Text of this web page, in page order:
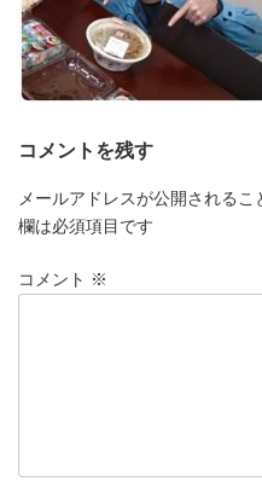
コメントを残す
メールアドレスが公開されるこ
欄は必須項目です
コメント ※